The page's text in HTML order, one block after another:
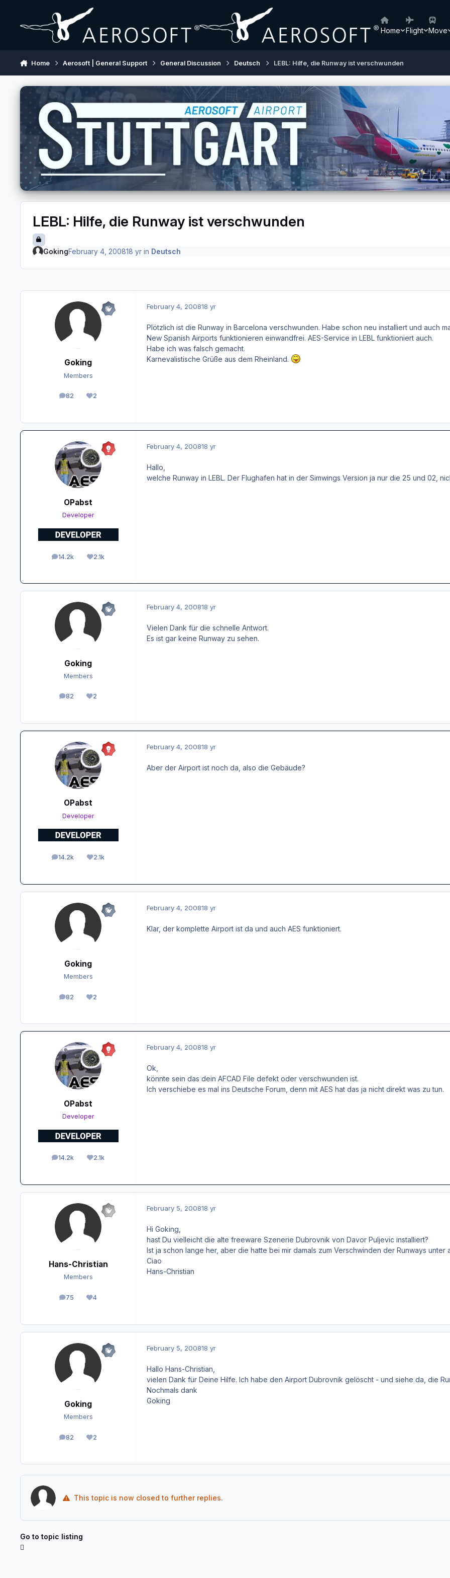
Home Flight Move
Home Aerosoft | General Support General Discussion Deutsch LEBL: Hilfe, die Runway ist verschwunden
LEBL: Hilfe, die Runway ist verschwunden
GokingFebruary 4, 200818 yrin Deutsch
Goking
Members
82
posts 2
Reputation
February 4, 200818 yr
Plötzlich ist die Runway in Barcelona verschwunden. Habe schon neu installiert und auch
New Spanish Airports funktionieren einwandfrei. AES-Service in LEBL funktioniert auch.
Habe ich was falsch gemacht.
Karnevalistische Grüße aus dem Rheinland.
OPabst
Developer
14.2k
posts 2.1k
Reputation
February 4, 200818 yr
Hallo,
welche Runway in LEBL. Der Flughafen hat in der Simwings Version ja nur die 25 und 02,
Goking
Members
82
posts 2
Reputation
February 4, 200818 yr
Vielen Dank für die schnelle Antwort.
Es ist gar keine Runway zu sehen.
OPabst
Developer
14.2k
posts 2.1k
Reputation
February 4, 200818 yr
Aber der Airport ist noch da, also die Gebäude?
Goking
Members
82
posts 2
Reputation
February 4, 200818 yr
Klar, der komplette Airport ist da und auch AES funktioniert.
OPabst
Developer
14.2k
posts 2.1k
Reputation
February 4, 200818 yr
Ok,
könnte sein das dein AFCAD File defekt oder verschwunden ist.
Ich verschiebe es mal ins Deutsche Forum, denn mit AES hat das ja nicht direkt was zu tun.
Hans-Christian
Members
75
posts 4
Reputation
February 5, 200818 yr
Hi Goking,
hast Du vielleicht die alte freeware Szenerie Dubrovnik von Davor Puljevic installiert?
Ist ja schon lange her, aber die hatte bei mir damals zum Verschwinden der Runways unter
Ciao
Hans-Christian
Goking
Members
82
posts 2
Reputation
February 5, 200818 yr
Hallo Hans-Christian,
vielen Dank für Deine Hilfe. Ich habe den Airport Dubrovnik gelöscht - und siehe da, die
Nochmals dank
Goking
This topic is now closed to further replies.
Go to topic listing